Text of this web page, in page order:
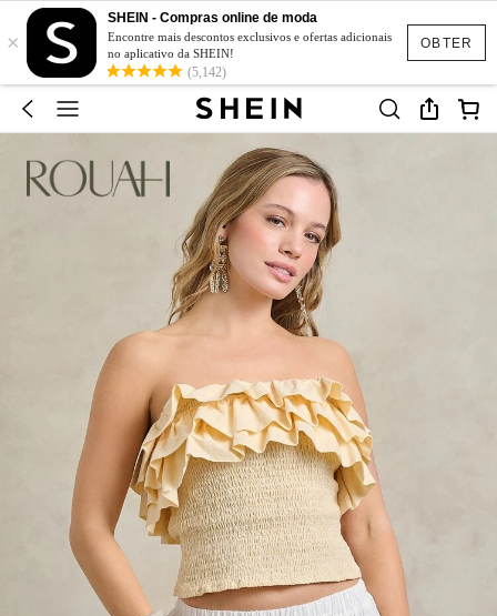
OBTER
×
SHEIN - Compras online de moda
Encontre mais descontos exclusivos e ofertas adicionais
no aplicativo da SHEIN!
(5,142)